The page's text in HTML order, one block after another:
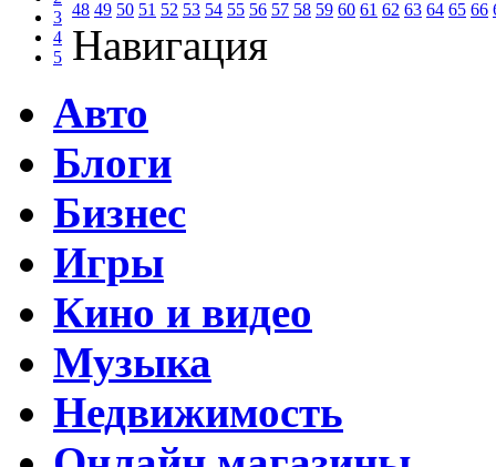
3
4
5
48 49 50 51 52 53 54 55 56 57 58 59 60 61 62 63 64 65 66
Навигация
Авто
Блоги
Бизнес
Игры
Кино и видео
Музыка
Недвижимость